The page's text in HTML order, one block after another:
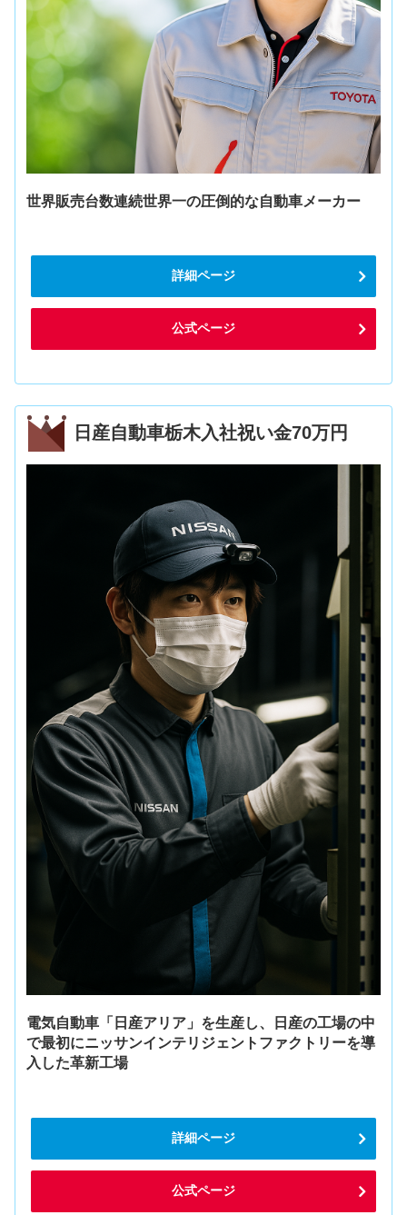
世界販売台数連続世界一の圧倒的な自動車メーカー
詳細ページ
公式ページ
日産自動車栃木入社祝い金70万円
電気自動車「日産アリア」を生産し、日産の工場の中
で最初にニッサンインテリジェントファクトリーを導
入した革新工場
詳細ページ
公式ページ